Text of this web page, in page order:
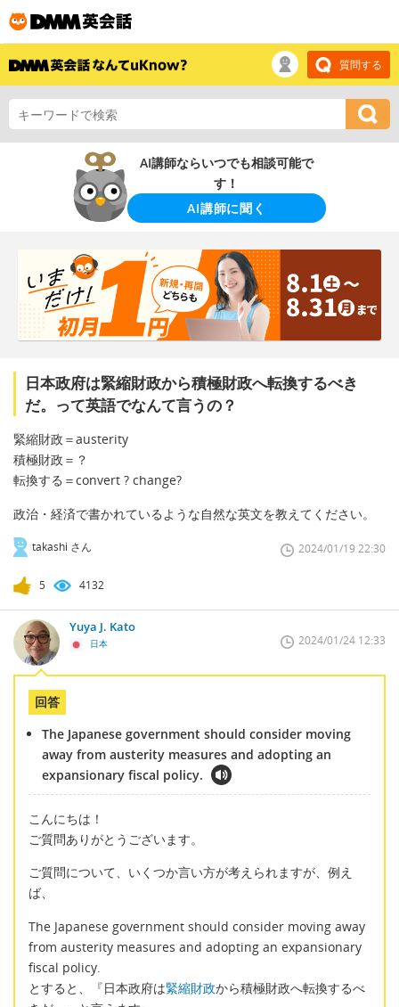
質問する
AI講師ならいつでも相談可能で
す！
AI講師に聞く
日本政府は緊縮財政から積極財政へ転換するべき
だ。って英語でなんて言うの？
緊縮財政＝austerity
積極財政＝？
転換する＝convert ? change?
政治・経済で書かれているような自然な英文を教えてください。
takashi さん 2024/01/19 22:30
5 4132
Yuya J. Kato
日本 2024/01/24 12:33
回答
The Japanese government should consider moving
away from austerity measures and adopting an
expansionary fiscal policy.
こんにちは！
ご質問ありがとうございます。
ご質問について、いくつか言い方が考えられますが、例え
ば、
The Japanese government should consider moving away
from austerity measures and adopting an expansionary
fiscal policy.
とすると、『日本政府は緊縮財政から積極財政へ転換するべ